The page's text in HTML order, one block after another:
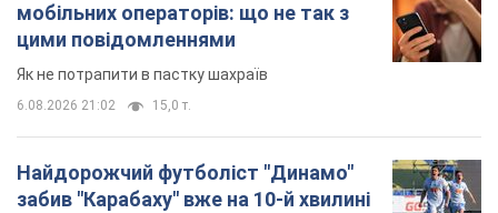
мобільних операторів: що не так з
цими повідомленнями
Як не потрапити в пастку шахраїв
6.08.2026 21:02 15,0 т.
Найдорожчий футболіст "Динамо"
забив "Карабаху" вже на 10-й хвилині